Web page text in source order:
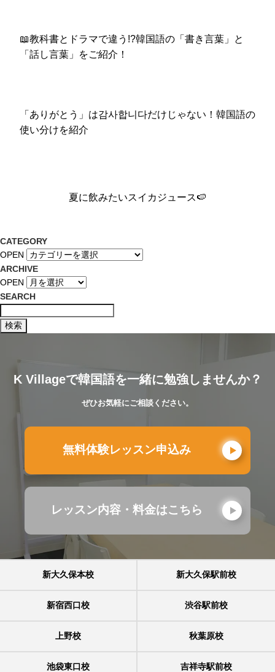
📖教科書とドラマで違う!?韓国語の「書き言葉」と
「話し言葉」をご紹介！
「ありがとう」は감사합니다だけじゃない！韓国語の
使い分けを紹介
夏に飲みたいスイカジュース🍉
CATEGORY
OPEN
ARCHIVE
OPEN
SEARCH
K Villageで韓国語を一緒に勉強しませんか？
ぜひお気軽にご相談ください。
無料体験レッスン申込み
レッスン内容・料金はこちら
新大久保本校 新大久保駅前校
新宿西口校 渋谷駅前校
上野校 秋葉原校
池袋東口校 吉祥寺駅前校